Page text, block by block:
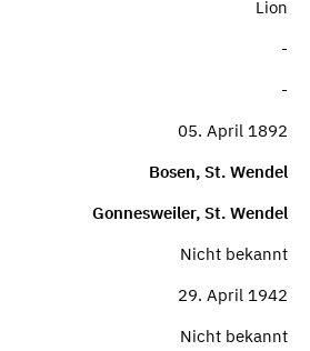
Lion
-
-
05. April 1892
Bosen, St. Wendel
Gonnesweiler, St. Wendel
Nicht bekannt
29. April 1942
Nicht bekannt